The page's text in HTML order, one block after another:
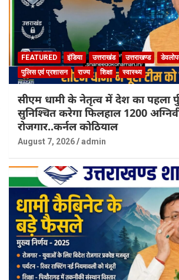
FEATURED इंडिया उत्तराखंड उत्तराखण्ड
पुलिस एवं प्रशासन
राज्य शिक्षा स्वास्थ्य
सीएम धामी के नेतृत्व में देश का पहला
सुनिश्चित करेगा फिलहाल 1200
रोजगार..कर्नल कोठियाल
August 7, 2026 admin